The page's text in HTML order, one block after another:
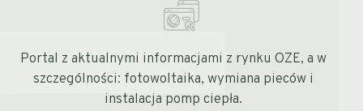
Portal z aktualnymi informacjami z rynku OZE, a w
szczególności: fotowoltaika, wymiana pieców i
instalacja pomp ciepła.